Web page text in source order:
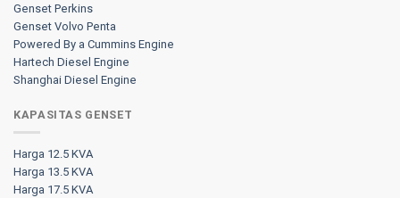
Genset Perkins
Genset Volvo Penta
Powered By a Cummins Engine
Hartech Diesel Engine
Shanghai Diesel Engine
KAPASITAS GENSET
Harga 12.5 KVA
Harga 13.5 KVA
Harga 17.5 KVA